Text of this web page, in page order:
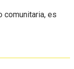
comunitaria, es